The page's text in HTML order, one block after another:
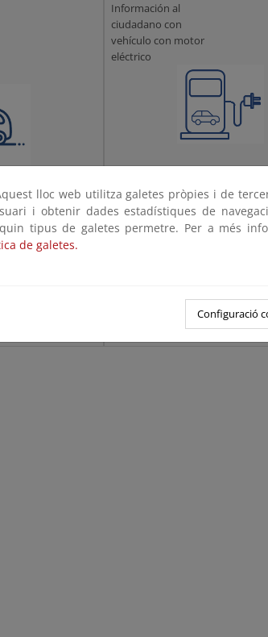
Información al
ciudadano con
vehículo con motor
eléctrico
Hidrógeno
lloc web utilitza galetes pròpies i de
i obtenir dades estadístiques de
tipus de galetes permetre. Per a més
de galetes.
Configuració